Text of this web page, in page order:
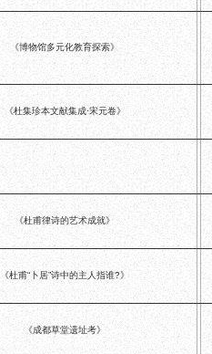
《博物馆多元化教育探索》
《杜集珍本文献集成·宋元卷》
《杜甫律诗的艺术成就》
《杜甫“卜居”诗中的主人指谁?》
《成都草堂遗址考》